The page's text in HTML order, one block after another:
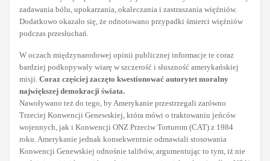
zadawania bólu, upokarzania, okaleczania i zastraszania więźniów.
Dodatkowo okazało się, że odnotowano przypadki śmierci więźniów
podczas przesłuchań.
W oczach międzynarodowej opinii publicznej informacje te coraz
bardziej podkopywały wiarę w szczerość i słuszność amerykańskiej
misji. Coraz częściej zaczęto kwestionować autorytet moralny
największej demokracji świata.
Nawoływano też do tego, by Amerykanie przestrzegali zarówno
Trzeciej Konwencji Genewskiej, która mówi o traktowaniu jeńców
wojennych, jak i Konwencji ONZ Przeciw Torturom (CAT) z 1984
roku. Amerykanie jednak konsekwentnie odmawiali stosowania
Konwencji Genewskiej odnośnie talibów, argumentując to tym, iż nie